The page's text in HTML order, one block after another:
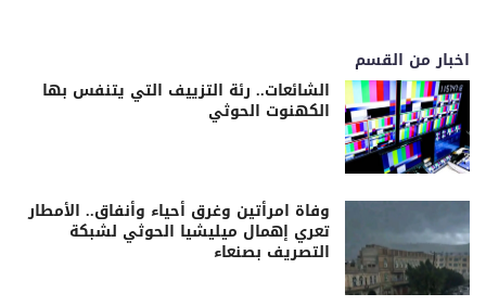
اخبار من القسم
الشائعات.. رئة التزييف التي يتنفس بها
الكهنوت الحوثي
وفاة امرأتين وغرق أحياء وأنفاق.. الأمطار
تعري إهمال ميليشيا الحوثي لشبكة
التصريف بصنعاء